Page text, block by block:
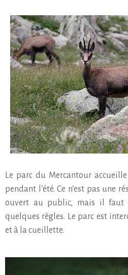
Le parc du Mercantour
pendant l’été. Ce n’est pas une
ouvert au public, mais il faut
quelques règles. Le parc est
et à la cueillette.